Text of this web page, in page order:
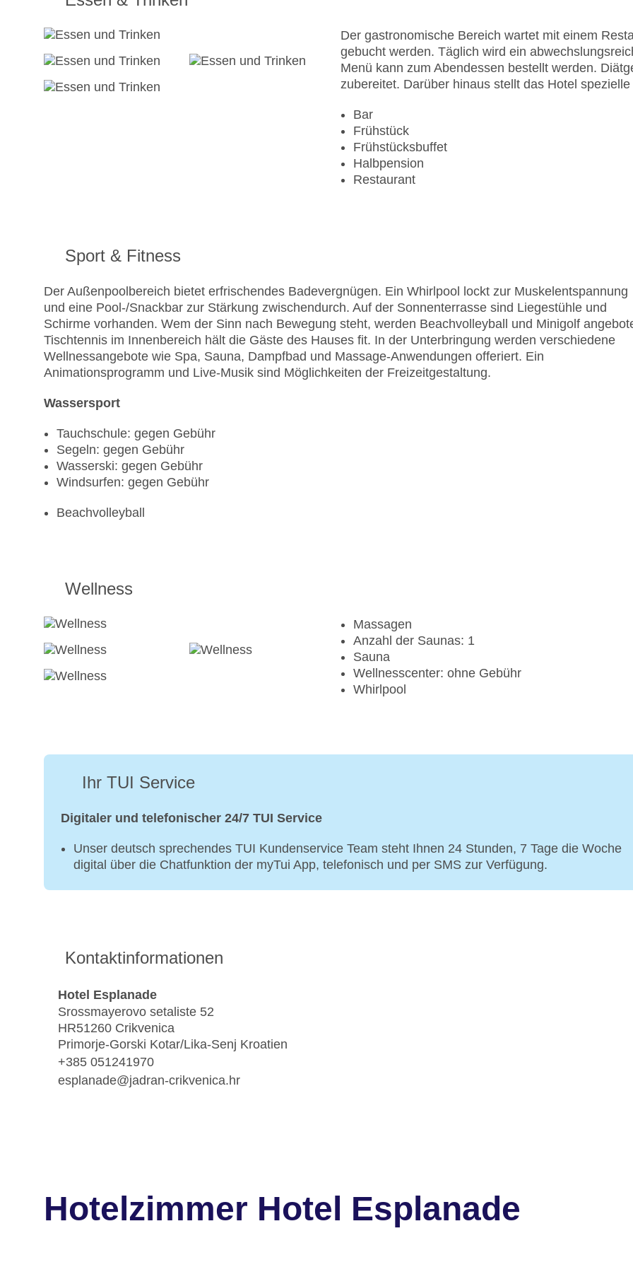
Der gastronomische Bereich wartet mit einem
gebucht werden. Täglich wird ein
Menü kann zum Abendessen bestellt werden.
zubereitet. Darüber hinaus stellt das Hotel
Bar
Frühstück
Frühstücksbuffet
Halbpension
Restaurant
Sport & Fitness
Der Außenpoolbereich bietet erfrischendes Badevergnügen. Ein Whirlpool lockt zur Muskelentspannung
und eine Pool-/Snackbar zur Stärkung zwischendurch. Auf der Sonnenterrasse sind Liegestühle und
Schirme vorhanden. Wem der Sinn nach Bewegung steht, werden Beachvolleyball und Minigolf
Tischtennis im Innenbereich hält die Gäste des Hauses fit. In der Unterbringung werden verschiedene
Wellnessangebote wie Spa, Sauna, Dampfbad und Massage-Anwendungen offeriert. Ein
Animationsprogramm und Live-Musik sind Möglichkeiten der Freizeitgestaltung.
Wassersport
Tauchschule: gegen Gebühr
Segeln: gegen Gebühr
Wasserski: gegen Gebühr
Windsurfen: gegen Gebühr
Beachvolleyball
Wellness
Massagen
Anzahl der Saunas: 1
Sauna
Wellnesscenter: ohne Gebühr
Whirlpool
Ihr TUI Service
Digitaler und telefonischer 24/7 TUI Service
Unser deutsch sprechendes TUI Kundenservice Team steht Ihnen 24 Stunden, 7 Tage die Woche
digital über die Chatfunktion der myTui App, telefonisch und per SMS zur Verfügung.
Kontaktinformationen
Hotel Esplanade
Srossmayerovo setaliste 52
HR51260 Crikvenica
Primorje-Gorski Kotar/Lika-Senj Kroatien
+385 051241970
esplanade@jadran-crikvenica.hr
Hotelzimmer Hotel Esplanade